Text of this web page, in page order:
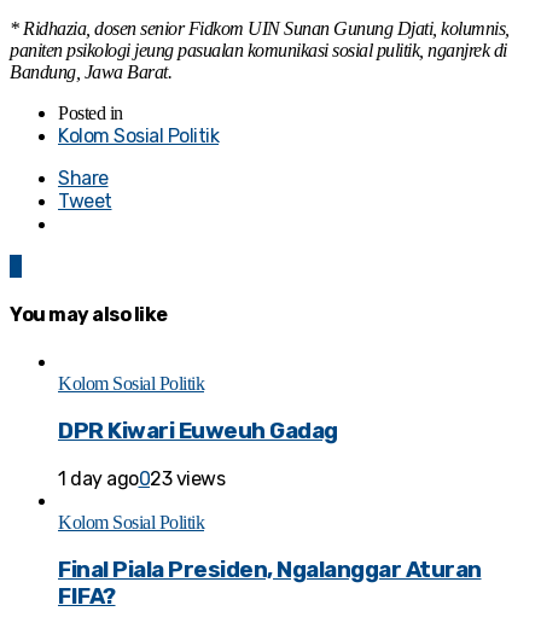
* Ridhazia, dosen senior Fidkom UIN Sunan Gunung Djati, kolumnis,
paniten psikologi jeung pasualan komunikasi sosial pulitik, nganjrek di
Bandung, Jawa Barat.
Posted in
Kolom Sosial Politik
Share
Tweet
You may also like
Kolom Sosial Politik
DPR Kiwari Euweuh Gadag
1 day ago023 views
Kolom Sosial Politik
Final Piala Presiden, Ngalanggar Aturan
FIFA?